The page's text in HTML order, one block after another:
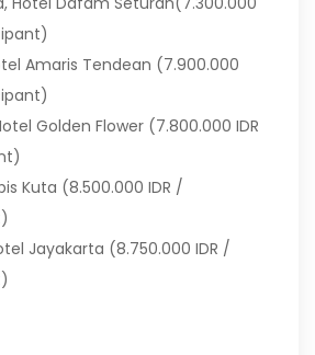
Amaris Tendean (7.900.000
Golden Flower (7.800.000 IDR
Kuta (8.500.000 IDR /
Jayakarta (8.750.000 IDR /